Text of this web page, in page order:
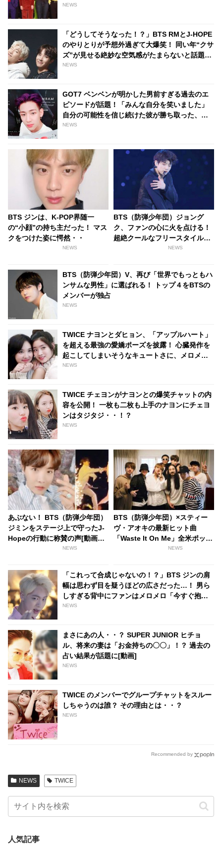
NEWS
「どうしてそうなった！？」BTS RMとJ-HOPE
のやりとりが予想外過ぎて大爆笑！ 同い年“クサ
ズ”が見せる絶妙な空気感がたまらないと話題
「完全に2人のペースだわ」
NEWS
GOT7 ベンベンが明かした男前すぎる過去のエ
ピソードが話題！「みんな自分を笑いました」
自分の可能性を信じ続けた彼が勝ち取った、信
じられない栄光とは
NEWS
BTS ジンは、K-POP界随一
の“小顔”の持ち主だった！ マス
クをつけた姿に愕然・・
NEWS
BTS（防弾少年団）ジョング
ク、ファンの心に火を点ける！
超絶クールなフリースタイルダ
NEWS
BTS（防弾少年団）V、再び「世界でもっともハ
ンサムな男性」に選ばれる！ トップ４をBTSの
メンバーが独占
NEWS
TWICE ナヨンとダヒョン、「アップルハート」
を超える最強の愛嬌ポーズを披露！ 心臓発作を
起こしてしまいそうなキュートさに、メロメロ
になるファンが続出[動画あり]
NEWS
TWICE チェヨンがナヨンとの爆笑チャットの内
容を公開！ 一枚も二枚も上手のナヨンにチェヨ
ンはタジタジ・・！？
NEWS
あぶない！ BTS（防弾少年団）
ジミンをステージ上で守ったJ-
Hopeの行動に称賛の声[動画あ
NEWS
BTS（防弾少年団）×スティー
ヴ・アオキの最新ヒット曲
「Waste It On Me」全米ポップ
ソングチャートにランクイン！
NEWS
「これって合成じゃないの！？」BTS ジンの肩
幅は思わず目を疑うほどの広さだった…！ 男ら
しすぎる背中にファンはメロメロ「今すぐ抱き
つきたい」
NEWS
まさにあの人・・？ SUPER JUNIOR ヒチョ
ル、将来の妻は「お金持ちの〇〇」！？ 過去の
占い結果が話題に[動画]
NEWS
TWICE のメンバーでグループチャットをスルー
しちゃうのは誰？ その理由とは・・？
NEWS
Recommended by
NEWS TWICE
人気記事